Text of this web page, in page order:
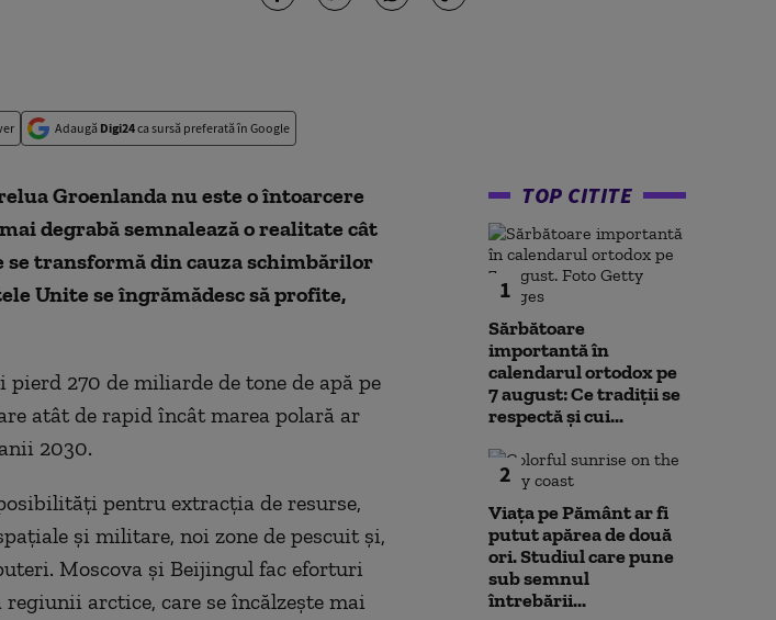
Adaugă Digi24ca sursă preferată în Google
Groenlanda nu este o întoarcere
ai degrabă semnalează o realitate cât
se transformădin cauzaschimbărilor
Unite seîngrămădescsă profite,
pierd 270 de miliarde de tone de apă pe
atât de rapid încât marea polară ar
2030.
pentru extracția de resurse,
și militare, noi zone de pescuit și,
Moscova și Beijingul fac eforturi
arctice, care se încălzește mai
TOP CITITE
1
Sărbătoare
importantă în
calendarul ortodox pe
7 august: Ce tradiții se
respectă și cui...
2
Viața pe Pământ ar fi
putut apărea de două
ori. Studiul care pune
sub semnul
întrebării...